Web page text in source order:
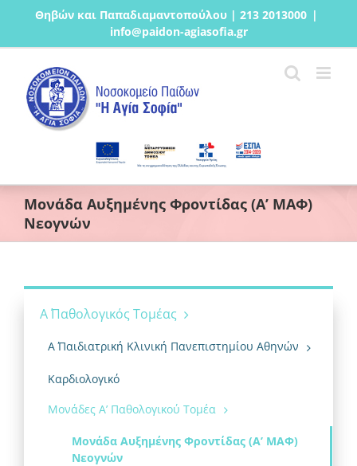
Μετάβαση
περιεχόμενο
Θηβών και Παπαδιαμαντοπούλου | 213 2013000 |
info@paidon-agiasofia.gr
Μονάδα Αυξημένης Φροντίδας (Α’ ΜΑΦ)
Νεογνών
Α΄ Παθολογικός Τομέας
Α΄ Παιδιατρική Κλινική Πανεπιστημίου Αθηνών
Καρδιολογικό
Μονάδες Α’ Παθολογικού Τομέα
Μονάδα Αυξημένης Φροντίδας (Α’ ΜΑΦ)
Νεογνών